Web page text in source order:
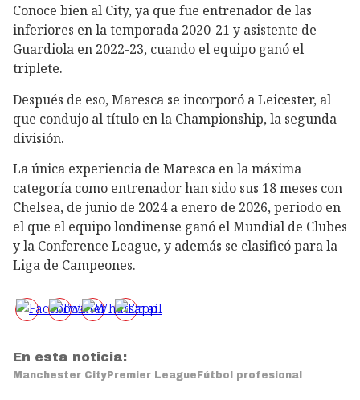
Conoce bien al City, ya que fue entrenador de las
inferiores en la temporada 2020-21 y asistente de
Guardiola en 2022-23, cuando el equipo ganó el
triplete.
Después de eso, Maresca se incorporó a Leicester, al
que condujo al título en la Championship, la segunda
división.
La única experiencia de Maresca en la máxima
categoría como entrenador han sido sus 18 meses con
Chelsea, de junio de 2024 a enero de 2026, periodo en
el que el equipo londinense ganó el Mundial de Clubes
y la Conference League, y además se clasificó para la
Liga de Campeones.
En esta noticia:
Manchester City Premier League Fútbol profesional